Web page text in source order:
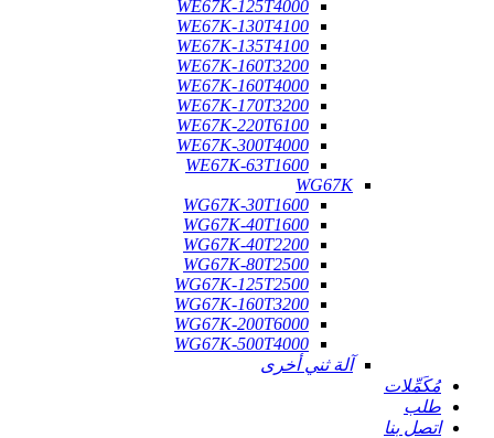
WE67K-125T4000
WE67K-130T4100
WE67K-135T4100
WE67K-160T3200
WE67K-160T4000
WE67K-170T3200
WE67K-220T6100
WE67K-300T4000
WE67K-63T1600
WG67K
WG67K-30T1600
WG67K-40T1600
WG67K-40T2200
WG67K-80T2500
WG67K-125T2500
WG67K-160T3200
WG67K-200T6000
WG67K-500T4000
آلة ثني أخرى
مُكَمِّلات
طلب
اتصل بنا